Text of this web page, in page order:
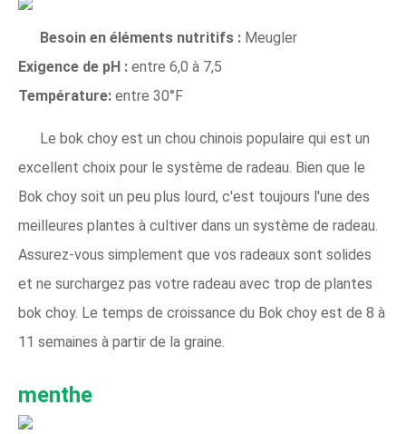
Besoin en éléments nutritifs : Meugler
Exigence de pH : entre 6,0 à 7,5
Température: entre 30°F
Le bok choy est un chou chinois populaire qui est un
excellent choix pour le système de radeau. Bien que le
Bok choy soit un peu plus lourd, c'est toujours l'une des
meilleures plantes à cultiver dans un système de radeau.
Assurez-vous simplement que vos radeaux sont solides
et ne surchargez pas votre radeau avec trop de plantes
bok choy. Le temps de croissance du Bok choy est de 8 à
11 semaines à partir de la graine.
menthe